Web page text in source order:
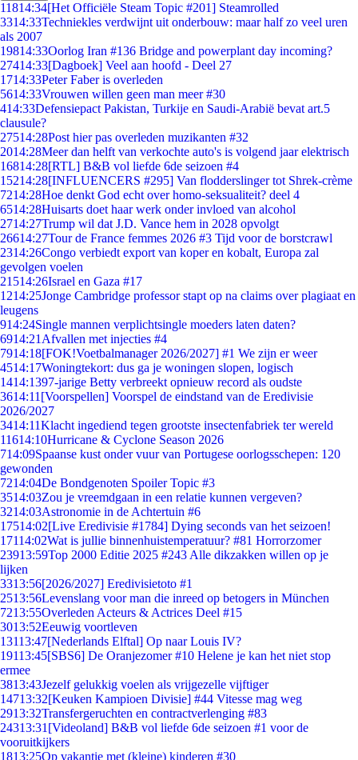
11814:34[Het Officiële Steam Topic #201] Steamrolled
3314:33Techniekles verdwijnt uit onderbouw: maar half zo veel uren
als 2007
19814:33Oorlog Iran #136 Bridge and powerplant day incoming?
27414:33[Dagboek] Veel aan hoofd - Deel 27
1714:33Peter Faber is overleden
5614:33Vrouwen willen geen man meer #30
414:33Defensiepact Pakistan, Turkije en Saudi-Arabië bevat art.5
clausule?
27514:28Post hier pas overleden muzikanten #32
2014:28Meer dan helft van verkochte auto's is volgend jaar elektrisch
16814:28[RTL] B&B vol liefde 6de seizoen #4
15214:28[INFLUENCERS #295] Van flodderslinger tot Shrek-crème
7214:28Hoe denkt God echt over homo-seksualiteit? deel 4
6514:28Huisarts doet haar werk onder invloed van alcohol
2714:27Trump wil dat J.D. Vance hem in 2028 opvolgt
26614:27Tour de France femmes 2026 #3 Tijd voor de borstcrawl
2314:26Congo verbiedt export van koper en kobalt, Europa zal
gevolgen voelen
21514:26Israel en Gaza #17
1214:25Jonge Cambridge professor stapt op na claims over plagiaat en
leugens
914:24Single mannen verplichtsingle moeders laten daten?
6914:21 Afvallen met injecties #4
7914:18[FOK!Voetbalmanager 2026/2027] #1 We zijn er weer
4514:17Woningtekort: dus ga je woningen slopen, logisch
1414:1397-jarige Betty verbreekt opnieuw record als oudste
3614:11 [Voorspellen] Voorspel de eindstand van de Eredivisie
2026/2027
3414:11Klacht ingediend tegen grootste insectenfabriek ter wereld
11614:10Hurricane & Cyclone Season 2026
714:09Spaanse kust onder vuur van Portugese oorlogsschepen: 120
gewonden
7214:04De Bondgenoten Spoiler Topic #3
3514:03Zou je vreemdgaan in een relatie kunnen vergeven?
3214:03Astronomie in de Achtertuin #6
17514:02[Live Eredivisie #1784] Dying seconds van het seizoen!
17114:02Wat is jullie binnenhuistemperatuur? #81 Horrorzomer
23913:59Top 2000 Editie 2025 #243 Alle dikzakken willen op je
lijken
3313:56[2026/2027] Eredivisietoto #1
2513:56Levenslang voor man die inreed op betogers in München
7213:55Overleden Acteurs & Actrices Deel #15
3013:52Eeuwig voortleven
13113:47[Nederlands Elftal] Op naar Louis IV?
19113:45[SBS6] De Oranjezomer #10 Helene je kan het niet stop
ermee
3813:43Jezelf gelukkig voelen als vrijgezelle vijftiger
14713:32[Keuken Kampioen Divisie] #44 Vitesse mag weg
2913:32Transfergeruchten en contractverlenging #83
24313:31 [Videoland] B&B vol liefde 6de seizoen #1 voor de
vooruitkijkers
1813:25Op vakantie met (kleine) kinderen #30